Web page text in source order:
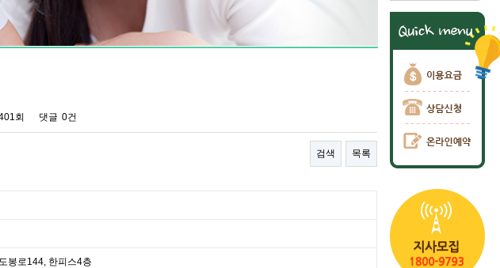
상담신청
상담신청 확인
회 댓글 0건
검색 목록
봉로144, 한피스4층